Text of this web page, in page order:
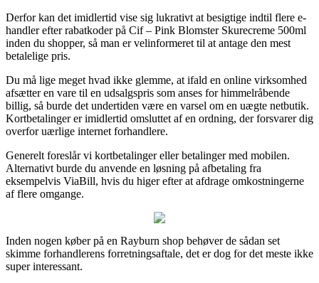
Derfor kan det imidlertid vise sig lukrativt at besigtige indtil flere e-
handler efter rabatkoder på Cif – Pink Blomster Skurecreme 500ml
inden du shopper, så man er velinformeret til at antage den mest
betalelige pris.
Du må lige meget hvad ikke glemme, at ifald en online virksomhed
afsætter en vare til en udsalgspris som anses for himmelråbende
billig, så burde det undertiden være en varsel om en uægte netbutik.
Kortbetalinger er imidlertid omsluttet af en ordning, der forsvarer dig
overfor uærlige internet forhandlere.
Generelt foreslår vi kortbetalinger eller betalinger med mobilen.
Alternativt burde du anvende en løsning på afbetaling fra
eksempelvis ViaBill, hvis du higer efter at afdrage omkostningerne
af flere omgange.
Inden nogen køber på en Rayburn shop behøver de sådan set
skimme forhandlerens forretningsaftale, det er dog for det meste ikke
super interessant.